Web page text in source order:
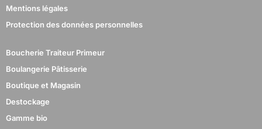
Mentions légales
Protection des données personnelles
Boucherie Traiteur Primeur
Boulangerie Pâtisserie
Boutique et Magasin
Destockage
Gamme bio